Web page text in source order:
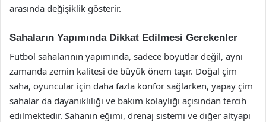
arasında değişiklik gösterir.
Sahaların Yapımında Dikkat Edilmesi Gerekenler
Futbol sahalarının yapımında, sadece boyutlar değil, aynı
zamanda zemin kalitesi de büyük önem taşır. Doğal çim
saha, oyuncular için daha fazla konfor sağlarken, yapay çim
sahalar da dayanıklılığı ve bakım kolaylığı açısından tercih
edilmektedir. Sahanın eğimi, drenaj sistemi ve diğer altyapı